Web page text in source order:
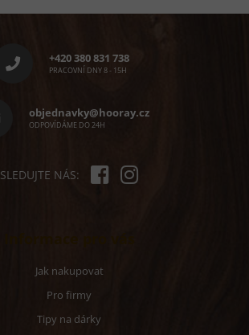
+420 380 831 738
PRACOVNÍ DNY 8 - 15H
objednavky@hooray.cz
ODPOVÍDÁME DO 24H
SLEDUJTE NÁS:
Jak nakupovat
Pro firmy
Tipy na dárky